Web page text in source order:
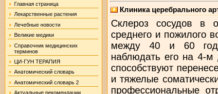
Главная страница
Лекарственные растения
Лечебные новости
Великие медики
Справочник медицинских
терминов
ЦИ-ГУН ТЕРАПИЯ
Анатомический словарь
Анатомический словарь 2
Актуальные рекомендации
Клиника церебрального
Склероз сосудов в общем является заболеванием среднего и пожилого возраста, чаще всего встречается между 40 и 60 годами, но нередко приходится наблюдать его на 4-м десятилетии. Развитию болезни способствуют перенесенные в прошлом инфекционные и тяжелые соматические заболевания, курение табака, профессиональные отравления тяжелыми металлами (свинец, ртуть), тяжелое физическое напряжение и умственное переутомление. Относительно алкоголизма клиницисты расходятся во взглядах с патологоанатомами. Последние отрицают роль алкоголизма в генезе артериосклероза, но клиническое наблюдение не может не считать алкоголизм этиологическим фактором очень большого значения ввиду частоты совпадения артериосклероза и алкоголизма. Из инфекционных заболеваний больше всего приходится считаться с сифилисом. Психические изменения на почве артериосклероза развиваются чрезвычайно медленно и тянутся многие годы. Первые симптомы выражаются в различных явлениях общей нервности, которые легко могут импонировать как неврастенический симптомокомплекс. Для уяснения сущности клинической картины при церебральном артериосклерозе, именно субъективных ощущений и всей психологии таких больных, равно как и объективных данных, имеет очень большое значение точный учет развивающихся в организме физиологических изменений. шапки с надписями Прежде всего нужно иметь в виду повышение кровяного давления. В начальных стадиях оно зависит не столько от изменения сосудистой стенки, которое может быть очень незначительно или даже совершенно отсутствовать, а от спазма сосудов, иными словами от гипертонии. Повышение кровяного давления само по себе может быть источником различных неприятных ощущений в различных местах, тяжести в голове и головной боли. На фоне общего повышения давления хотя бы незначительные приливы крови, зависящие от физического и умственного напряжения, от различных волнений, естественно оказываются в состоянии сравнительно легко вывести сосудистую систему из равновесия и привести к неустойчивости настроения и раздражительности. Вазомоторные расстройства, повышение кровяного давления при начинающемся утолщении стенок ведут к недостаточному питанию нервных элементов, й отсюда очень важный артериосклеротический симптом—понижение интеллектуальной работоспособности. Принимая во внимание характер изменений, легко понять, что это ослабление на первых порах не должно быть грубым, резко выраженным. Нервные элементы еще не изменены в своем строении, но, не получая достаточного питания, не могут дать всего того, на что способны. Нужно иметь в виду при этом следующее: если острый и кратковременный недостаток питания может дать временное возбуждение с некоторым подъемом продуктивности в работе, то этого здесь быть не может, так как недостаток питания является хроническим и кроме того как правило хотя медленно, но неуклонно прогрессирует. Понятно также, что первое время ослабление работоспособности носит более количественный характер. Та же работа может быть выполнена с вполне удовлетворительными результатами, но в гораздо более долгий срок и с субъективным ощущением больших затруднений. При этом чрезвычайно характерно, что особенно значительное замедление интеллектуальной работы бывает вначале. Это также легко объясняется с точки зрения отклонений от нормального течения физиологических процессов. Для продуктивности интеллектуальной работы необходимо достаточное кровенаполнение мозга, а между тем ставшие менее податливыми кровеносные сосуды не могут дать с достаточной быстротой такой адаптации, и втягивание в работу естественно должно идти с известным замедлением. С другой стороны, функциональная гиперемия, если образовалась, держится более стойко, мало податлива и обычно сопровождается интенсивным покраснением лица и субъективным ощущением теплоты в голове. Благодаря той же причине замедлен также и переход к состоянию покоя. Придя в состояние известного возбуждения, обладатель таких сосудов не скоро может успокоиться и, если работа велась вечером, долго не может заснуть. Понятно также, что